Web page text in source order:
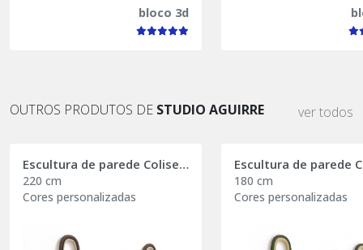
bloco 3d
OUTROS PRODUTOS DE STUDIO AGUIRRE ver todos
Escultura de parede Coliseum Essence
220 cm
Cores personalizadas
180 cm
Cores personalizadas